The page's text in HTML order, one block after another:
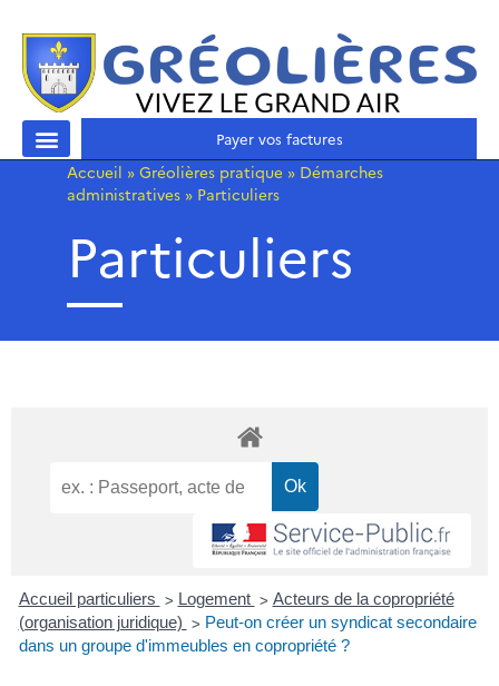
Payer vos factures
Accueil » Gréolières pratique » Démarches
administratives » Particuliers
Particuliers
Accueil particuliers > Logement > Acteurs de la copropriété
(organisation juridique) > Peut-on créer un syndicat secondaire
dans un groupe d'immeubles en copropriété ?